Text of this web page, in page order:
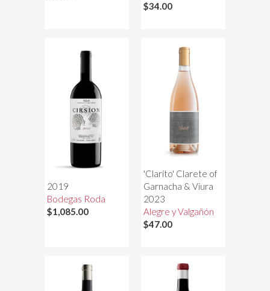
$34.00
2019
Bodegas Roda
$1,085.00
'Claríto' Clarete of
Garnacha & Viura
2023
Alegre y Valgañón
$47.00